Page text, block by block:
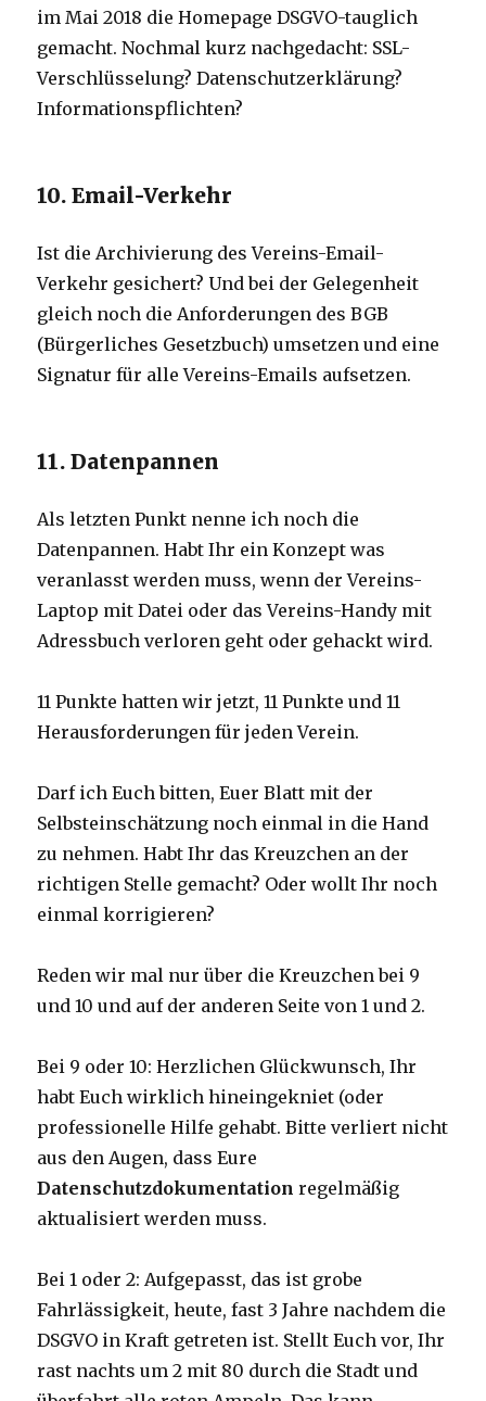
im Mai 2018 die Homepage DSGVO-tauglich
gemacht. Nochmal kurz nachgedacht: SSL-
Verschlüsselung? Datenschutzerklärung?
Informationspflichten?
10. Email-Verkehr
Ist die Archivierung des Vereins-Email-
Verkehr gesichert? Und bei der Gelegenheit
gleich noch die Anforderungen des BGB
(Bürgerliches Gesetzbuch) umsetzen und eine
Signatur für alle Vereins-Emails aufsetzen.
11. Datenpannen
Als letzten Punkt nenne ich noch die
Datenpannen. Habt Ihr ein Konzept was
veranlasst werden muss, wenn der Vereins-
Laptop mit Datei oder das Vereins-Handy mit
Adressbuch verloren geht oder gehackt wird.
11 Punkte hatten wir jetzt, 11 Punkte und 11
Herausforderungen für jeden Verein.
Darf ich Euch bitten, Euer Blatt mit der
Selbsteinschätzung noch einmal in die Hand
zu nehmen. Habt Ihr das Kreuzchen an der
richtigen Stelle gemacht? Oder wollt Ihr noch
einmal korrigieren?
Reden wir mal nur über die Kreuzchen bei 9
und 10 und auf der anderen Seite von 1 und 2.
Bei 9 oder 10: Herzlichen Glückwunsch, Ihr
habt Euch wirklich hineingekniet (oder
professionelle Hilfe gehabt. Bitte verliert nicht
aus den Augen, dass Eure
Datenschutzdokumentation regelmäßig
aktualisiert werden muss.
Bei 1 oder 2: Aufgepasst, das ist grobe
Fahrlässigkeit, heute, fast 3 Jahre nachdem die
DSGVO in Kraft getreten ist. Stellt Euch vor, Ihr
rast nachts um 2 mit 80 durch die Stadt und